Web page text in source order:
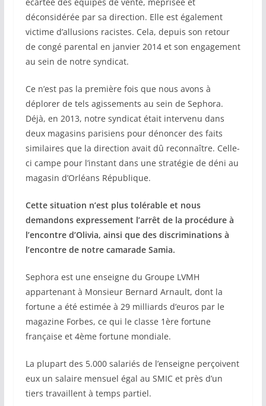
déconsidérée par sa direction. Elle est également
victime d’allusions racistes. Cela, depuis son retour
de congé parental en janvier 2014 et son engagement
au sein de notre syndicat.
Ce n’est pas la première fois que nous avons à
déplorer de tels agissements au sein de Sephora.
Déjà, en 2013, notre syndicat était intervenu dans
deux magasins parisiens pour dénoncer des faits
similaires que la direction avait dû reconnaître. Celle-
ci campe pour l’instant dans une stratégie de déni au
magasin d’Orléans République.
Cette situation n’est plus tolérable et nous
demandons expressement l’arrêt de la procédure à
l’encontre d’Olivia, ainsi que des discriminations à
l’encontre de notre camarade Samia.
Sephora est une enseigne du Groupe LVMH
appartenant à Monsieur Bernard Arnault, dont la
fortune a été estimée à 29 milliards d’euros par le
magazine Forbes, ce qui le classe 1ère fortune
française et 4ème fortune mondiale.
La plupart des 5.000 salariés de l’enseigne perçoivent
eux un salaire mensuel égal au SMIC et près d’un
tiers travaillent à temps partiel.